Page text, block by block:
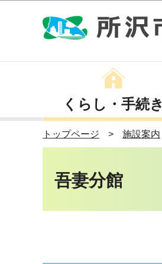
くらし・手続き
トップページ 施設案内
吾妻分館